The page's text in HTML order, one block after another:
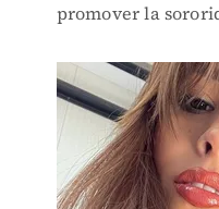
promover la